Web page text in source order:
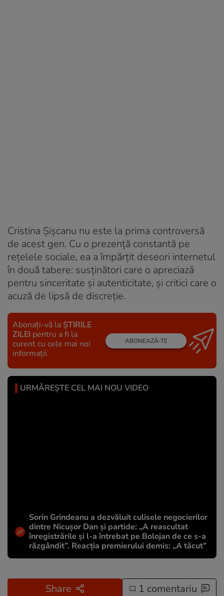
Cristina Șișcanu nu este la prima controversă
de acest gen. Cu o prezență constantă pe
rețelele sociale, ea a împărțit deseori internetul
în două tabere: susținători care o apreciază
pentru sinceritate și autenticitate, și critici care o
acuză de lipsă de discreție.
Abonați-vă la ȘTIRILE
ZILEI pentru a fi la
curent cu cele mai noi
informații.
ABONEAZĂ-TE
URMĂREȘTE CEL MAI NOU VIDEO
Sorin Grindeanu a dezvăluit culisele negocierilor
dintre Nicușor Dan și partide: „A reascultat
înregistrările și l-a întrebat pe Bolojan de ce s-a
răzgândit”. Reacția premierului demis: „A tăcut”
Share 1 comentariu